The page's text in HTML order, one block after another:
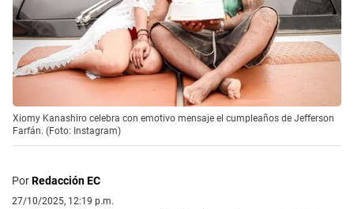
Xiomy Kanashiro celebra con emotivo mensaje el cumpleaños de Jefferson
Farfán. (Foto: Instagram)
PorRedacción EC
27/10/2025, 12:19 p.m.